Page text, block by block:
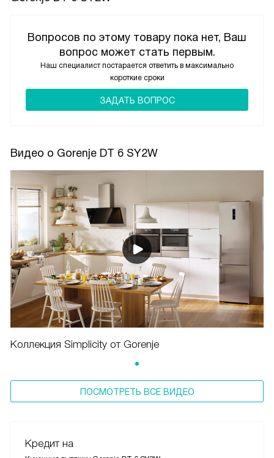
Вопросов по этому товару пока нет, Ваш
вопрос может стать первым.
Наш специалист постарается ответить в максимально
короткие сроки
ЗАДАТЬ ВОПРОС
Видео о Gorenje DT 6 SY2W
Коллекция Simplicity от Gorenje
ПОСМОТРЕТЬ ВСЕ ВИДЕО
Кредит на